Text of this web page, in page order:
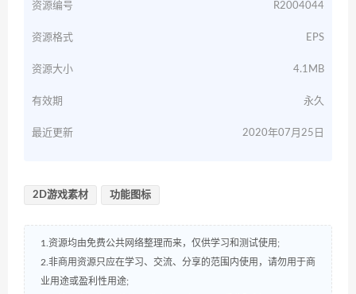
资源编号 R2004044
资源格式 EPS
资源大小 4.1MB
有效期 永久
最近更新 2020年07月25日
2D游戏素材 功能图标
1.资源均由免费公共网络整理而来，仅供学习和测试使用;
2.非商用资源只应在学习、交流、分享的范围内使用，请勿用于商
业用途或盈利性用途;